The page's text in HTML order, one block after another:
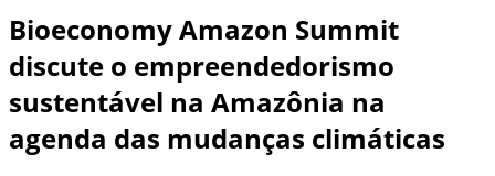
Bioeconomy Amazon Summit
discute o empreendedorismo
sustentável na Amazônia na
agenda das mudanças climáticas